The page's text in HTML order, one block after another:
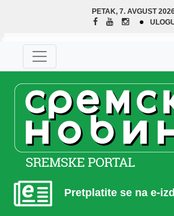
PETAK, 7. AVGUST
Pretplatite se na e-